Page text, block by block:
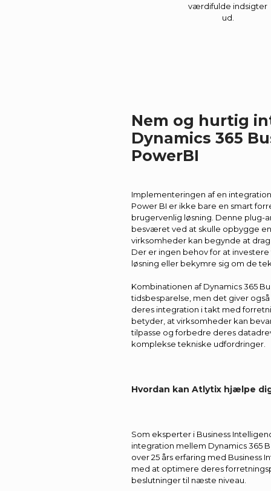
værdifulde indsigter
ud.
Nem og hurtig
Dynamics 365
PowerBI
Implementeringen af en
Power BI er ikke bare en smart
brugervenlig løsning. Denne plug-
besværet ved at skulle opbygge
virksomheder kan begynde at
Der er ingen behov for at
løsning eller bekymre sig om de
Kombinationen af Dynamics 365
tidsbesparelse, men det giver
deres integration i takt med
betyder, at virksomheder kan
tilpasse og forbedre deres
komplekse tekniske udfordringer.
Hvordan kan Atlytix hjælpe
Som eksperter i Business
integration mellem Dynamics 365
over 25 års erfaring med
med at optimere deres
beslutninger til næste niveau.